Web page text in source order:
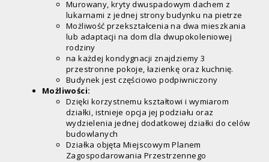
Murowany, kryty dwuspadowym dachem z
lukarnami z jednej strony budynku na pietrze
Możliwość przekształcenia na dwa mieszkania
lub adaptacji na dom dla dwupokoleniowej
rodziny
na każdej kondygnacji znajdziemy 3
przestronne pokoje, łazienkę oraz kuchnię.
Budynek jest częściowo podpiwniczony
Możliwości:
Dzięki korzystnemu kształtowi i wymiarom
działki, istnieje opcja jej podziału oraz
wydzielenia jednej dodatkowej działki do celów
budowlanych
Działka objęta Miejscowym Planem
Zagospodarowania Przestrzennego